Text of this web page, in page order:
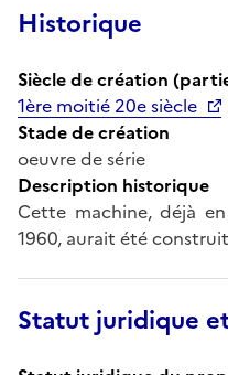
Historique
Siècle de création
1ère moitié 20e siècle
Stade de création
oeuvre de série
Description historique
Cette machine, déjà
1960, aurait été
Statut juridique